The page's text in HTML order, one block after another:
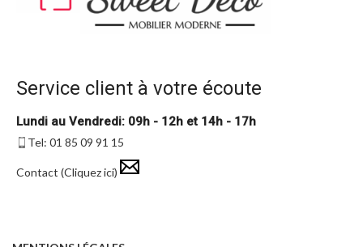
Service client à votre écoute
Lundi au Vendredi: 09h - 12h et 14h - 17h
Tel: 01 85 09 91 15
Contact (Cliquez ici)